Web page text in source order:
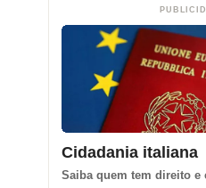
Cidadania italiana
Saiba quem tem direito